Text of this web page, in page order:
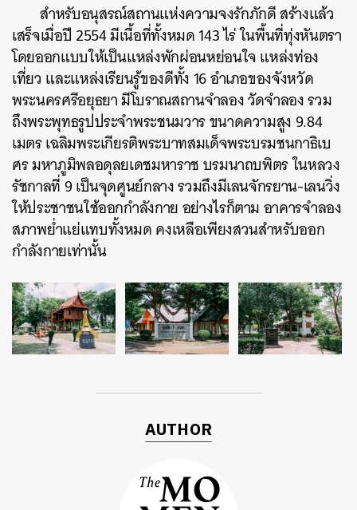
สำหรับอนุสรณ์สถานแห่งความจงรักภักดี สร้างแล้ว
เสร็จเมื่อปี 2554 มีเนื้อที่ทั้งหมด 143 ไร่ ในพื้นที่ทุ่งหันตรา
โดยออกแบบให้เป็นแหล่งพักผ่อนหย่อนใจ แหล่งท่อง
เที่ยว และแหล่งเรียนรู้ของดีทั้ง 16 อำเภอของจังหวัด
พระนครศรีอยุธยา มีโบราณสถานจำลอง วัดจำลอง รวม
ถึงพระพุทธรูปประจำพระชนมวาร ขนาดความสูง 9.84
เมตร เฉลิมพระเกียรติพระบาทสมเด็จพระบรมชนกาธิเบ
ศร มหาภูมิพลอดุลยเดชมหาราช บรมนาถบพิตร ในหลวง
รัชกาลที่ 9 เป็นจุดศูนย์กลาง รวมถึงมีเลนจักรยาน-เลนวิ่ง
ให้ประชาชนใช้ออกกำลังกาย อย่างไรก็ตาม อาคารจำลอง
สภาพย่ำแย่แทบทั้งหมด คงเหลือเพียงสวนสำหรับออก
กำลังกายเท่านั้น
AUTHOR
ค้นหา
SHARE TWEET LINE EMAIL